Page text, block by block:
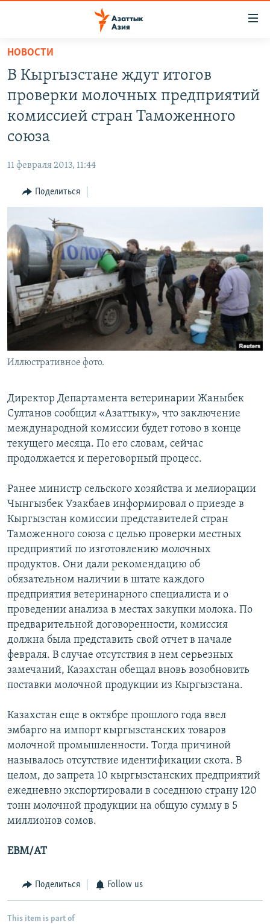
Вернуться
основному
содержанию
Вернутся
главной
Вернутся
поиску
КАЗАХСТАН
НОВОСТИ
ВОЙНА В УКРАИНЕ
КЫРГЫЗЧА
ЎЗБЕКЧА
ТОҶИКӢ
TÜRKMENÇE
ПОДПИШИТЕСЬ НА НАС В СОЦСЕТЯХ
Все сайты РСЕ/РС
НОВОСТИ
В Кыргызстане ждут итогов
проверки молочных предприятий
комиссией стран Таможенного
союза
11 февраля 2013, 11:44
Поделиться
Иллюстративное фото.
Директор Департамента ветеринарии Жаныбек
Султанов сообщил «Азаттыку», что заключение
международной комиссии будет готово в конце
текущего месяца. По его словам, сейчас
продолжается и переговорный процесс.
Ранее министр сельского хозяйства и мелиорации
Чынгызбек Узакбаев информировал о приезде в
Кыргызстан комиссии представителей стран
Таможенного союза с целью проверки местных
предприятий по изготовлению молочных
продуктов. Они дали рекомендацию об
обязательном наличии в штате каждого
предприятия ветеринарного специалиста и о
проведении анализа в местах закупки молока. По
предварительной договоренности, комиссия
должна была представить свой отчет в начале
февраля. В случае отсутствия в нем серьезных
замечаний, Казахстан обещал вновь возобновить
поставки молочной продукции из Кыргызстана.
Казахстан еще в октябре прошлого года ввел
эмбарго на импорт кыргызстанских товаров
молочной промышленности. Тогда причиной
называлось отсутствие идентификации скота. В
целом, до запрета 10 кыргызстанских предприятий
ежедневно экспортировали в соседнюю страну 120
тонн молочной продукции на общую сумму в 5
миллионов сомов.
EBM/АТ
Поделиться Follow us
This item is part of